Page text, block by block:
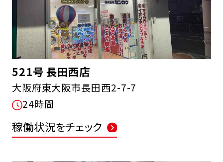
521号 長田西店
大阪府東大阪市長田西2-7-7
24時間
稼働状況をチェック